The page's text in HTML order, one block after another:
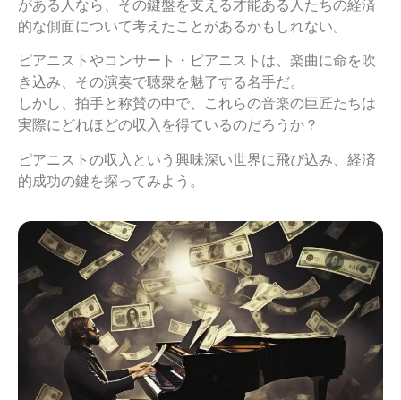
がある人なら、その鍵盤を支える才能ある人たちの経済
的な側面について考えたことがあるかもしれない。
ピアニストやコンサート・ピアニストは、楽曲に命を吹
き込み、その演奏で聴衆を魅了する名手だ。
しかし、拍手と称賛の中で、これらの音楽の巨匠たちは
実際にどれほどの収入を得ているのだろうか？
ピアニストの収入という興味深い世界に飛び込み、経済
的成功の鍵を探ってみよう。